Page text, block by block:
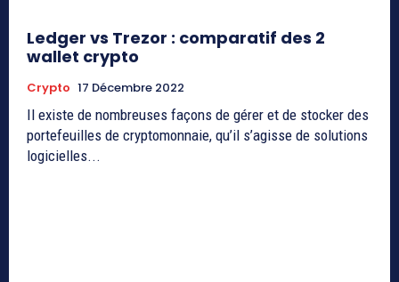
Ledger vs Trezor : comparatif des 2
wallet crypto
Crypto 17 Décembre 2022
Il existe de nombreuses façons de gérer et de stocker des
portefeuilles de cryptomonnaie, qu’il s’agisse de solutions
logicielles...